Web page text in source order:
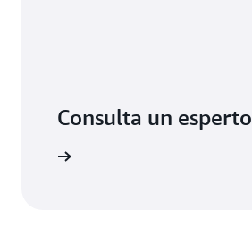
Consulta un esperto